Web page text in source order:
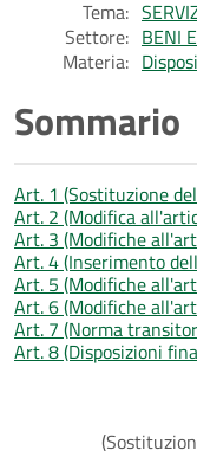
Tema:
Settore: BENI
Materia:
Sommario
Art. 1 (Sostituzione
Art. 2 (Modifica
Art. 3 (Modifiche
Art. 4 (Inserimento
Art. 5 (Modifiche
Art. 6 (Modifiche
Art. 7 (Norma
Art. 8 (Disposizioni